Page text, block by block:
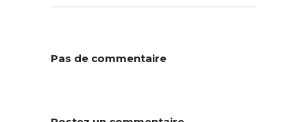
Pas de commentaire